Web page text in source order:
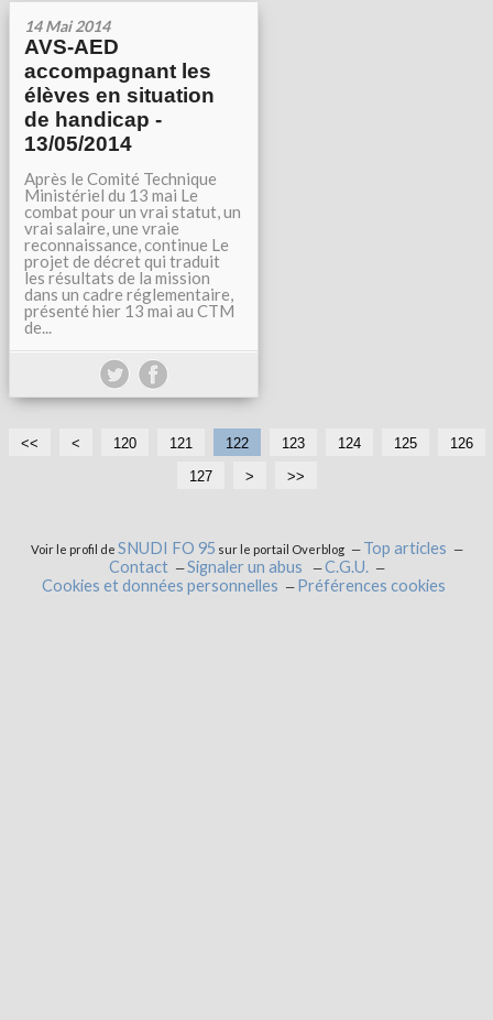
14 Mai 2014
AVS-AED
accompagnant les
élèves en situation
de handicap -
13/05/2014
Après le Comité Technique
Ministériel du 13 mai Le
combat pour un vrai statut, un
vrai salaire, une vraie
reconnaissance, continue Le
projet de décret qui traduit
les résultats de la mission
dans un cadre réglementaire,
présenté hier 13 mai au CTM
de...
<< <
1
1
120 121 122 123 124 125
126
127
> >>
Voir le profil de SNUDI FO 95 sur le portail Overblog
Top articles
Contact
Signaler un abus
C.G.U.
Cookies et données personnelles
Préférences cookies